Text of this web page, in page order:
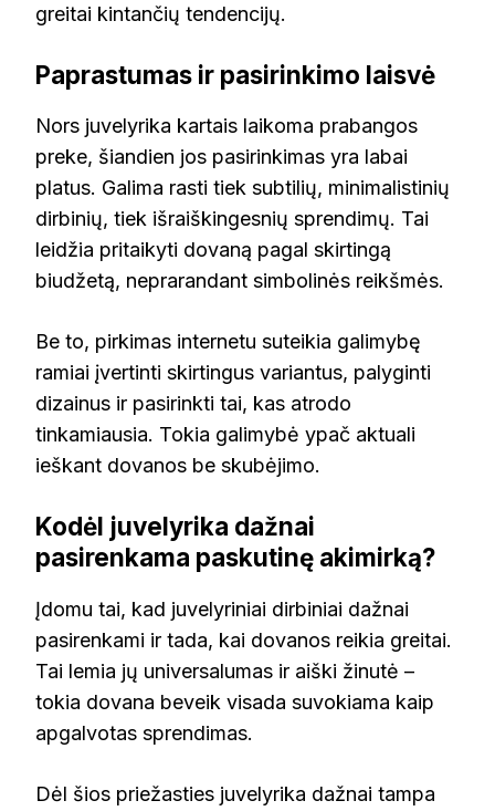
greitai kintančių tendencijų.
Paprastumas ir pasirinkimo laisvė
Nors juvelyrika kartais laikoma prabangos
preke, šiandien jos pasirinkimas yra labai
platus. Galima rasti tiek subtilių, minimalistinių
dirbinių, tiek išraiškingesnių sprendimų. Tai
leidžia pritaikyti dovaną pagal skirtingą
biudžetą, neprarandant simbolinės reikšmės.
Be to, pirkimas internetu suteikia galimybę
ramiai įvertinti skirtingus variantus, palyginti
dizainus ir pasirinkti tai, kas atrodo
tinkamiausia. Tokia galimybė ypač aktuali
ieškant dovanos be skubėjimo.
Kodėl juvelyrika dažnai
pasirenkama paskutinę akimirką?
Įdomu tai, kad juvelyriniai dirbiniai dažnai
pasirenkami ir tada, kai dovanos reikia greitai.
Tai lemia jų universalumas ir aiški žinutė –
tokia dovana beveik visada suvokiama kaip
apgalvotas sprendimas.
Dėl šios priežasties juvelyrika dažnai tampa